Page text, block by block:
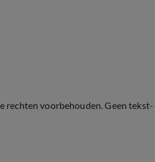
rechten voorbehouden. Geen tekst-